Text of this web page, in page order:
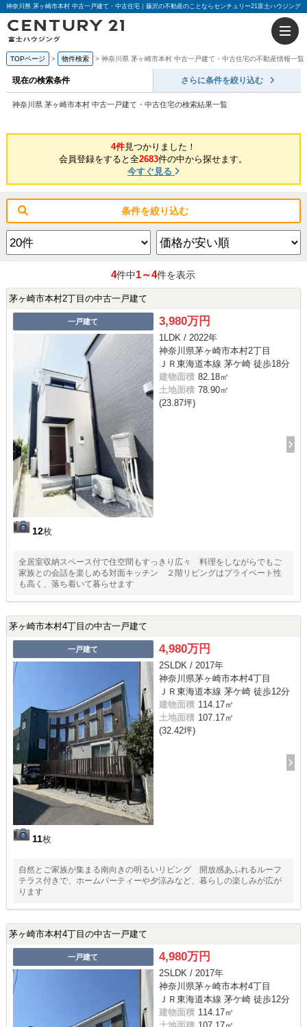
神奈川県 茅ヶ崎市本村 中古一戸建て・中古住宅｜藤沢の不動産のことならセンチュリー21富士ハウジング
TOPページ 物件検索 神奈川県 茅ヶ崎市本村 中古一戸建て・中古住宅の不動産情報一覧
現在の検索条件 さらに条件を絞り込む
神奈川県 茅ヶ崎市本村 中古一戸建て・中古住宅の検索結果一覧
4件見つかりました！
会員登録をすると全2683件の中から探せます。
今すぐ見る
条件を絞り込む
4件中1～4件を表示
茅ヶ崎市本村2丁目の中古一戸建て
一戸建て
12枚
3,980万円
1LDK / 2022年
神奈川県茅ヶ崎市本村2丁目
ＪＲ東海道本線 茅ケ崎 徒歩18分
建物面積 82.18㎡
土地面積 78.90㎡
(23.87坪)
全居室収納スペース付で住空間もすっきり広々 料理をしながらでもご
家族との会話を楽しめる対面キッチン ２階リビングはプライベート性
も高く、落ち着いて暮らせます
茅ヶ崎市本村4丁目の中古一戸建て
一戸建て
11枚
4,980万円
2SLDK / 2017年
神奈川県茅ヶ崎市本村4丁目
ＪＲ東海道本線 茅ケ崎 徒歩12分
建物面積 114.17㎡
土地面積 107.17㎡
(32.42坪)
自然とご家族が集まる南向きの明るいリビング 開放感あふれるルーフ
テラス付きで、ホームパーティーや夕涼みなど、暮らしの楽しみが広が
ります
茅ヶ崎市本村4丁目の中古一戸建て
一戸建て 4,980万円
2SLDK / 2017年
神奈川県茅ヶ崎市本村4丁目
ＪＲ東海道本線 茅ケ崎 徒歩12分
建物面積 114.17㎡